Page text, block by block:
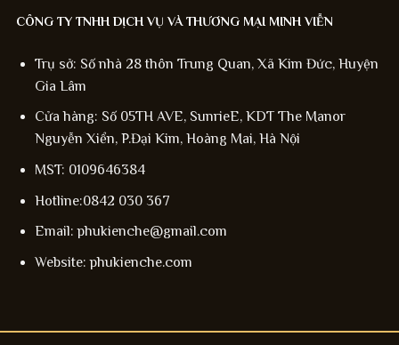
CÔNG TY TNHH DỊCH VỤ VÀ THƯƠNG MẠI MINH VIỄN
Trụ sở: Số nhà 28 thôn Trung Quan, Xã Kim Đức, Huyện
Gia Lâm
Cửa hàng: Số 05TH AVE, SunrieE, KDT The Manor
Nguyễn Xiển, P.Đại Kim, Hoàng Mai, Hà Nội
MST: 0109646384
Hotline:0842 030 367
Email: phukienche@gmail.com
Website: phukienche.com